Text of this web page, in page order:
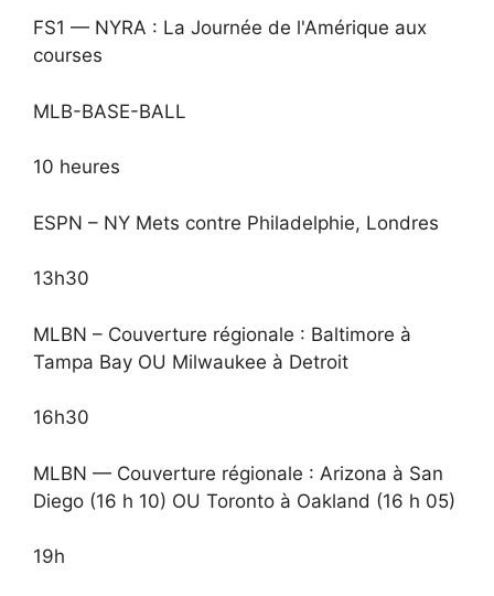
FS1 — NYRA : La Journée de l'Amérique aux
courses
MLB-BASE-BALL
10 heures
ESPN – NY Mets contre Philadelphie, Londres
13h30
MLBN – Couverture régionale : Baltimore à
Tampa Bay OU Milwaukee à Detroit
16h30
MLBN — Couverture régionale : Arizona à San
Diego (16 h 10) OU Toronto à Oakland (16 h 05)
19h